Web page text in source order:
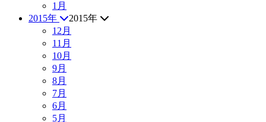
1月
2015年
2015年
12月
11月
10月
9月
8月
7月
6月
5月